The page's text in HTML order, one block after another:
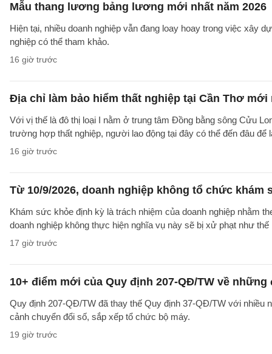
Mẫu thang lương bảng lương mới nhất năm 2026
Hiện tại, nhiều doanh nghiệp vẫn đang loay hoay trong việc xây
nghiệp có thể tham khảo.
16 giờ trước
Địa chỉ làm bảo hiểm thất nghiệp tại Cần Thơ mới
Với vị thế là đô thị loại I nằm ở trung tâm Đồng bằng sông Cửu
trường hợp thất nghiệp, người lao động tại đây có thể đến đâu
16 giờ trước
Từ 10/9/2026, doanh nghiệp không tổ chức
Khám sức khỏe định kỳ là trách nhiệm của doanh nghiệp nhằm
doanh nghiệp không thực hiện nghĩa vụ này sẽ bị xử phạt như thế
17 giờ trước
10+ điểm mới của Quy định 207-QĐ/TW về
Quy định 207-QĐ/TW đã thay thế Quy định 37-QĐ/TW với
cảnh chuyển đổi số, sắp xếp tổ chức bộ máy.
19 giờ trước